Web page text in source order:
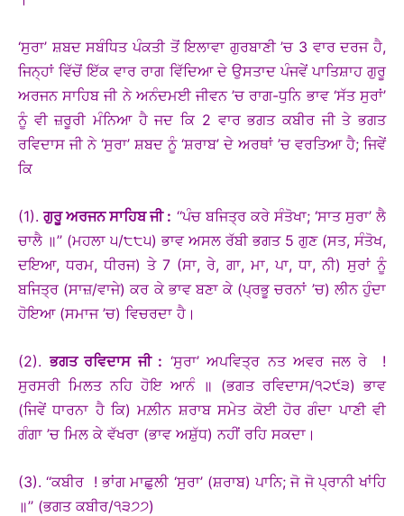
‘ਸੁਰਾ’ ਸ਼ਬਦ ਸਬੰਧਿਤ ਪੰਕਤੀ ਤੋਂ ਇਲਾਵਾ ਗੁਰਬਾਣੀ ’ਚ 3 ਵਾਰ ਦਰਜ ਹੈ,
ਜਿਨ੍ਹਾਂ ਵਿੱਚੋਂ ਇੱਕ ਵਾਰ ਰਾਗ ਵਿੱਦਿਆ ਦੇ ਉਸਤਾਦ ਪੰਜਵੇਂ ਪਾਤਿਸ਼ਾਹ ਗੁਰੂ
ਅਰਜਨ ਸਾਹਿਬ ਜੀ ਨੇ ਅਨੰਦਮਈ ਜੀਵਨ ’ਚ ਰਾਗ-ਧੁਨਿ ਭਾਵ ‘ਸੱਤ ਸੁਰਾਂ’
ਨੂੰ ਵੀ ਜ਼ਰੂਰੀ ਮੰਨਿਆ ਹੈ ਜਦ ਕਿ 2 ਵਾਰ ਭਗਤ ਕਬੀਰ ਜੀ ਤੇ ਭਗਤ
ਰਵਿਦਾਸ ਜੀ ਨੇ ‘ਸੁਰਾ’ ਸ਼ਬਦ ਨੂੰ ‘ਸ਼ਰਾਬ’ ਦੇ ਅਰਥਾਂ ’ਚ ਵਰਤਿਆ ਹੈ; ਜਿਵੇਂ
ਕਿ
(1).ਗੁਰੂ ਅਰਜਨ ਸਾਹਿਬ ਜੀ : ‘‘ਪੰਚ ਬਜਿਤ੍ਰ ਕਰੇ ਸੰਤੋਖਾ; ‘ਸਾਤ ਸੁਰਾ’ ਲੈ
ਚਾਲੈ ॥’’ (ਮਹਲਾ ੫/੮੮੫) ਭਾਵ ਅਸਲ ਰੱਬੀ ਭਗਤ 5 ਗੁਣ (ਸਤ, ਸੰਤੋਖ,
ਦਇਆ, ਧਰਮ, ਧੀਰਜ) ਤੇ 7 (ਸਾ, ਰੇ, ਗਾ, ਮਾ, ਪਾ, ਧਾ, ਨੀ) ਸੁਰਾਂ ਨੂੰ
ਬਜਿਤ੍ਰ (ਸਾਜ਼/ਵਾਜੇ) ਕਰ ਕੇ ਭਾਵ ਬਣਾ ਕੇ (ਪ੍ਰਭੂ ਚਰਨਾਂ ’ਚ) ਲੀਨ ਹੁੰਦਾ
ਹੋਇਆ (ਸਮਾਜ ’ਚ) ਵਿਚਰਦਾ ਹੈ।
(2).ਭਗਤ ਰਵਿਦਾਸ ਜੀ : ‘ਸੁਰਾ’ ਅਪਵਿਤ੍ਰ ਨਤ ਅਵਰ ਜਲ ਰੇ !
ਸੁਰਸਰੀ ਮਿਲਤ ਨਹਿ ਹੋਇ ਆਨੰ ॥ (ਭਗਤ ਰਵਿਦਾਸ/੧੨੯੩) ਭਾਵ
(ਜਿਵੇਂ ਧਾਰਨਾ ਹੈ ਕਿ) ਮਲ਼ੀਨ ਸ਼ਰਾਬ ਸਮੇਤ ਕੋਈ ਹੋਰ ਗੰਦਾ ਪਾਣੀ ਵੀ
ਗੰਗਾ ’ਚ ਮਿਲ ਕੇ ਵੱਖਰਾ (ਭਾਵ ਅਸ਼ੁੱਧ) ਨਹੀਂ ਰਹਿ ਸਕਦਾ।
(3). ‘‘ਕਬੀਰ ! ਭਾਂਗ ਮਾਛੁਲੀ ‘ਸੁਰਾ’ (ਸ਼ਰਾਬ) ਪਾਨਿ; ਜੋ ਜੋ ਪ੍ਰਾਨੀ ਖਾਂਹਿ
॥’’ (ਭਗਤ ਕਬੀਰ/੧੩੭੭)